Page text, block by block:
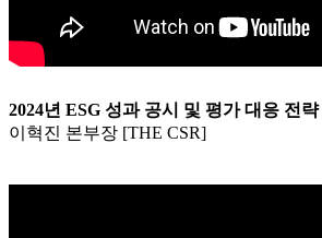
2024년 ESG 성과 공시 및 평가 대응 전략
이혁진 본부장 [THE CSR]